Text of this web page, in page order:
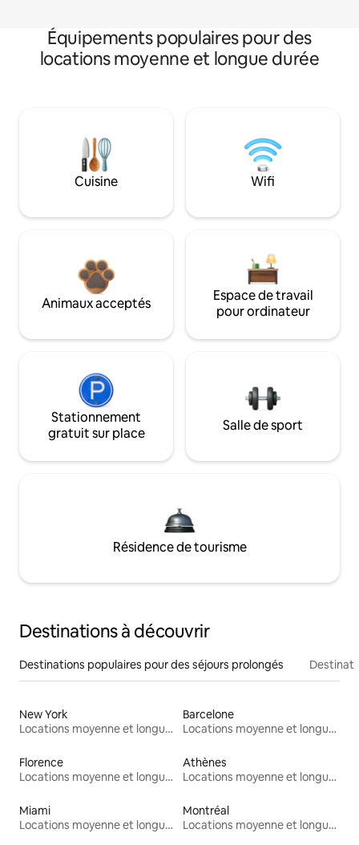
Équipements populaires pour des
locations moyenne et longue durée
Cuisine Wifi
Animaux acceptés
Espace de travail
pour ordinateur
Stationnement
gratuit sur place
Salle de sport
Résidence de tourisme
Destinations à découvrir
Destinations populaires pour des séjours prolongés
New York
Locations moyenne et longue durée
Barcelone
Locations moyenne et longue durée
Florence
Locations moyenne et longue durée
Athènes
Locations moyenne et longue durée
Miami
Locations moyenne et longue durée
Montréal
Locations moyenne et longue durée